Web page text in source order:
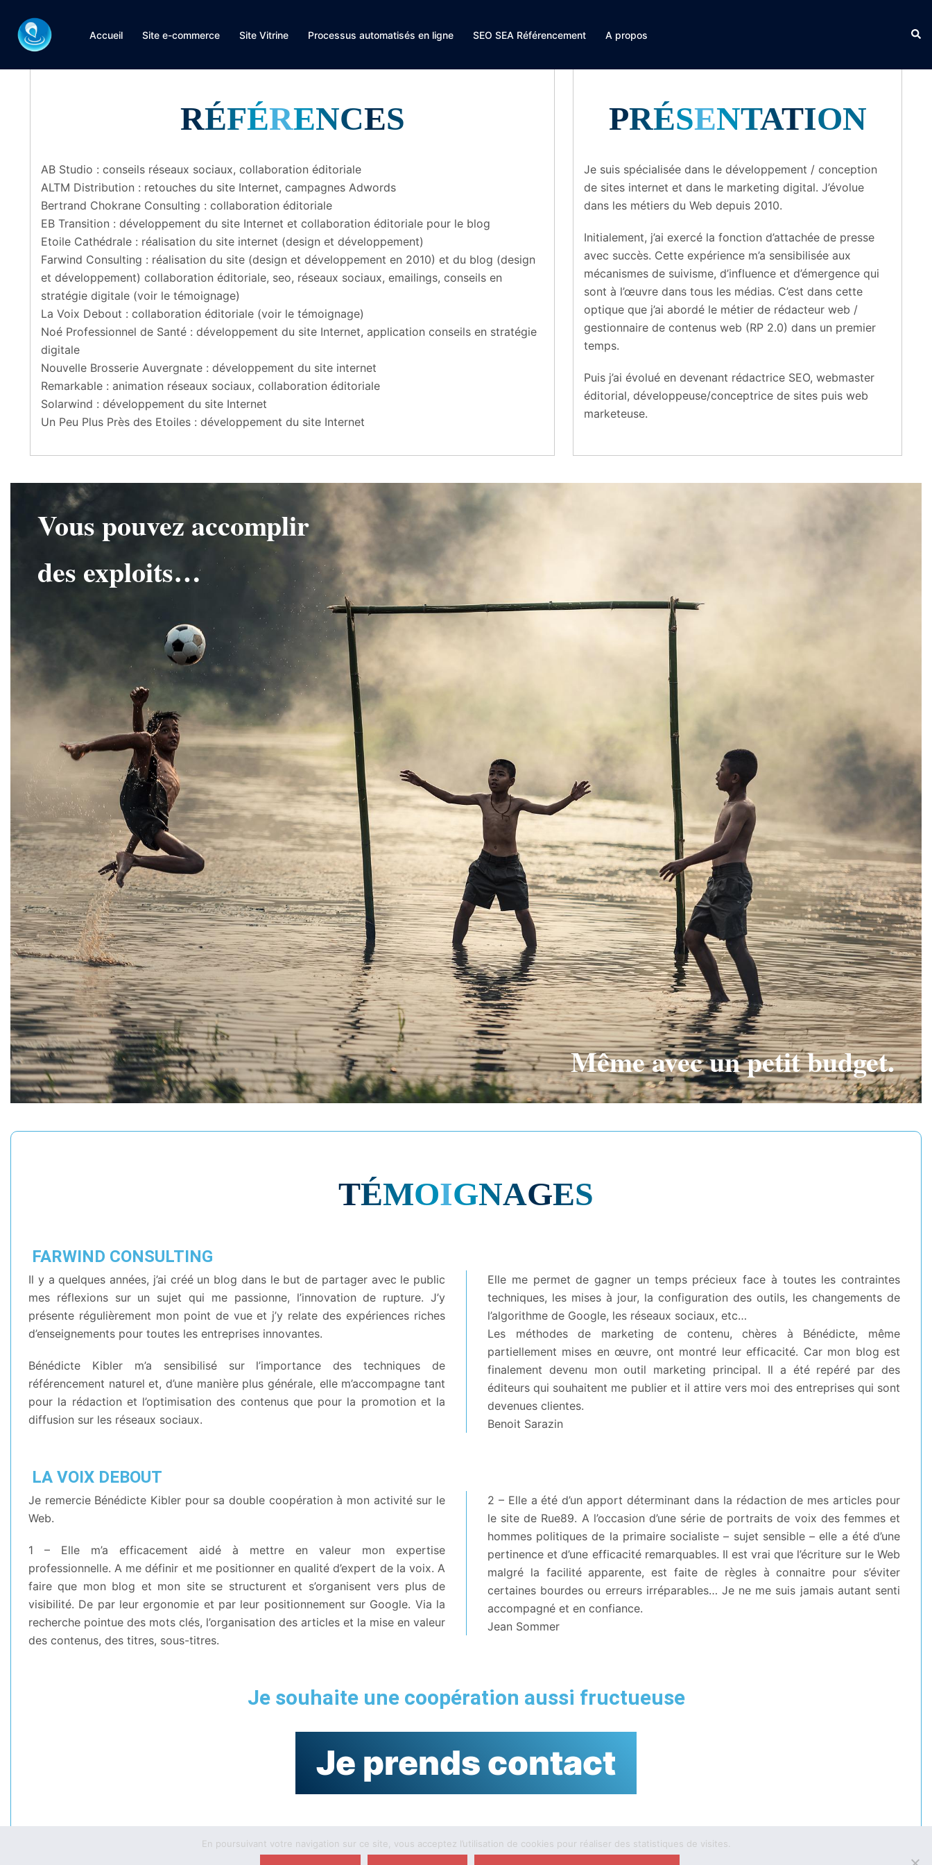
contenu
Accueil Site e-commerce Site Vitrine Processus automatisés en ligne SEO SEA Référencement A propos
RÉFÉRENCES
AB Studio : conseils réseaux sociaux, collaboration éditoriale
ALTM Distribution : retouches du site Internet, campagnes Adwords
Bertrand Chokrane Consulting : collaboration éditoriale
EB Transition : développement du site Internet et collaboration éditoriale pour le blog
Etoile Cathédrale : réalisation du site internet (design et développement)
Farwind Consulting : réalisation du site (design et développement en 2010) et du blog (design
et développement) collaboration éditoriale, seo, réseaux sociaux, emailings, conseils en
stratégie digitale (voir le témoignage)
La Voix Debout : collaboration éditoriale (voir le témoignage)
Noé Professionnel de Santé : développement du site Internet, application conseils en stratégie
digitale
Nouvelle Brosserie Auvergnate : développement du site internet
Remarkable : animation réseaux sociaux, collaboration éditoriale
Solarwind : développement du site Internet
Un Peu Plus Près des Etoiles : développement du site Internet
PRÉSENTATION
Je suis spécialisée dans le développement / conception
de sites internet et dans le marketing digital. J’évolue
dans les métiers du Web depuis 2010.
Initialement, j’ai exercé la fonction d’attachée de presse
avec succès. Cette expérience m’a sensibilisée aux
mécanismes de suivisme, d’influence et d’émergence qui
sont à l’œuvre dans tous les médias. C’est dans cette
optique que j’ai abordé le métier de rédacteur web /
gestionnaire de contenus web (RP 2.0) dans un premier
temps.
Puis j’ai évolué en devenant rédactrice SEO, webmaster
éditorial, développeuse/conceptrice de sites puis web
marketeuse.
Vous pouvez accomplir
des exploits…
Même avec un petit budget.
TÉMOIGNAGES
FARWIND CONSULTING
Il y a quelques années, j’ai créé un blog dans le but de partager avec le public
mes réflexions sur un sujet qui me passionne, l’innovation de rupture. J’y
présente régulièrement mon point de vue et j’y relate des expériences riches
d’enseignements pour toutes les entreprises innovantes.
Bénédicte Kibler m’a sensibilisé sur l’importance des techniques de
référencement naturel et, d’une manière plus générale, elle m’accompagne tant
pour la rédaction et l’optimisation des contenus que pour la promotion et la
diffusion sur les réseaux sociaux.
Elle me permet de gagner un temps précieux face à toutes les contraintes
techniques, les mises à jour, la configuration des outils, les changements de
l’algorithme de Google, les réseaux sociaux, etc…
Les méthodes de marketing de contenu, chères à Bénédicte, même
partiellement mises en œuvre, ont montré leur efficacité. Car mon blog est
finalement devenu mon outil marketing principal. Il a été repéré par des
éditeurs qui souhaitent me publier et il attire vers moi des entreprises qui sont
devenues clientes.
Benoit Sarazin
LA VOIX DEBOUT
Je remercie Bénédicte Kibler pour sa double coopération à mon activité sur le
Web.
1 – Elle m’a efficacement aidé à mettre en valeur mon expertise
professionnelle. A me définir et me positionner en qualité d’expert de la voix. A
faire que mon blog et mon site se structurent et s’organisent vers plus de
visibilité. De par leur ergonomie et par leur positionnement sur Google. Via la
recherche pointue des mots clés, l’organisation des articles et la mise en valeur
des contenus, des titres, sous-titres.
2 – Elle a été d’un apport déterminant dans la rédaction de mes articles pour
le site de Rue89. A l’occasion d’une série de portraits de voix des femmes et
hommes politiques de la primaire socialiste – sujet sensible – elle a été d’une
pertinence et d’une efficacité remarquables. Il est vrai que l’écriture sur le Web
malgré la facilité apparente, est faite de règles à connaitre pour s’éviter
certaines bourdes ou erreurs irréparables… Je ne me suis jamais autant senti
accompagné et en confiance.
Jean Sommer
Je souhaite une coopération aussi fructueuse
Je prends contact
En poursuivant votre navigation sur ce site, vous acceptez l’utilisation de cookies pour réaliser des statistiques de visites.